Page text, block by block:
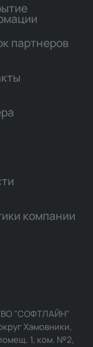
партнеров
компании
"СОФТЛАЙН"
Хамовники,
1, ком. №2,